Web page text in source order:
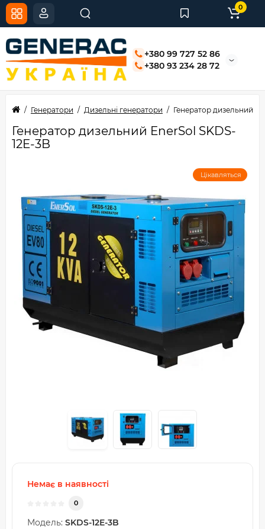
+380 99 727 52 86
+380 93 234 28 72
0
Генератори Дизельні генератори Генератор дизельний
Генератор дизельний EnerSol SKDS-
12E-3B
Цікавляться
Немає в наявності
0
Модель: SKDS-12E-3B